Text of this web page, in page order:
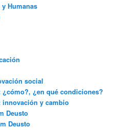
Humanas
social
¿en qué condiciones?
innovación y cambio
Deusto
Deusto